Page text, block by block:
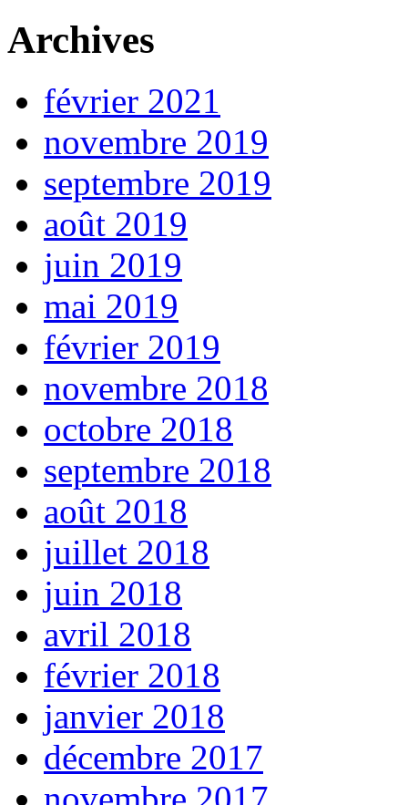
Archives
février 2021
novembre 2019
septembre 2019
août 2019
juin 2019
mai 2019
février 2019
novembre 2018
octobre 2018
septembre 2018
août 2018
juillet 2018
juin 2018
avril 2018
février 2018
janvier 2018
décembre 2017